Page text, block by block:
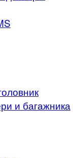
и багажника